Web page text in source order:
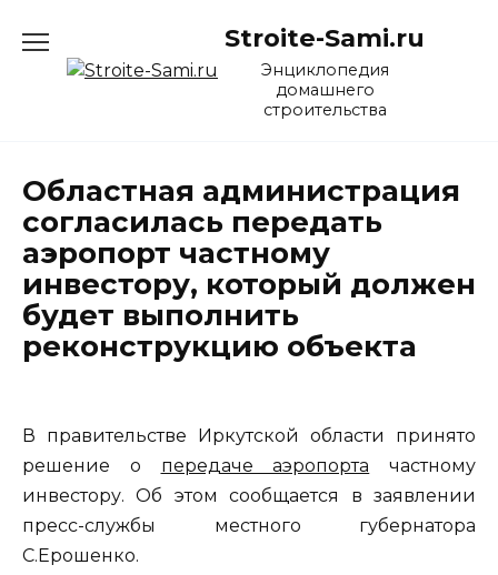
содержанию
Stroite-Sami.ru
Энциклопедия
домашнего
строительства
Областная администрация
согласилась передать
аэропорт частному
инвестору, который должен
будет выполнить
реконструкцию объекта
В правительстве Иркутской области принято
решение о передаче аэропорта частному
инвестору. Об этом сообщается в заявлении
пресс-службы местного губернатора
С.Ерошенко.